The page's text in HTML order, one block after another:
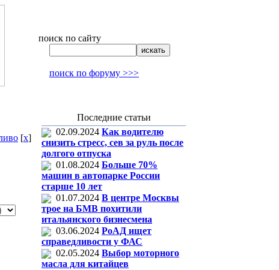
поиск по сайту
поиск по форуму >>>
[x]
Последние статьи
02.09.2024 Как водителю
снизить стресс, сев за руль после
долгого отпуска
01.08.2024 Больше 70%
машин в автопарке России
старше 10 лет
01.07.2024 В центре Москвы
трое на БМВ похитили
итальянского бизнесмена
03.06.2024 РоАД ищет
справедливости у ФАС
02.05.2024 Выбор моторного
масла для китайцев